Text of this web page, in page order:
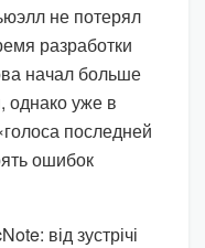
не потерял
разработки
начал больше
однако уже в
последней
ошибок
від зустрічі